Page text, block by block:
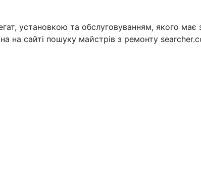
установкою та обслуговуванням, якого має
на сайті пошуку майстрів з ремонту